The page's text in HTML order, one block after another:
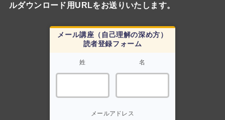
ルダウンロード用URLをお送りいたします。
メール講座（自己理解の深め方）
読者登録フォーム
姓 名
メールアドレス